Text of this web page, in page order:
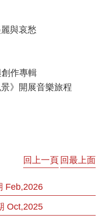
與哀愁
作專輯
》開展音樂旅程
回上一頁 回最上面
Feb,2026
Oct,2025